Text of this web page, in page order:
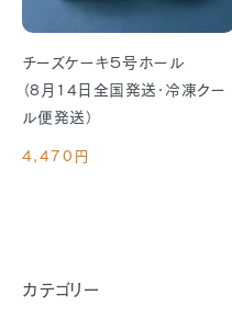
チーズケーキ５号ホール
（8月14日全国発送・冷凍クー
ル便発送）
4,470円
カテゴリー